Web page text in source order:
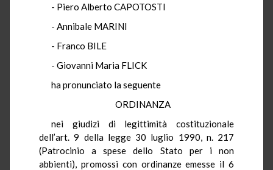
- Piero Alberto CAPOTOSTI
- Annibale MARINI
- Franco BILE
- Giovanni Maria FLICK
ha pronunciato la seguente
ORDINANZA
nei giudizi di legittimità costituzionale
dell’art. 9 della legge 30 luglio 1990, n. 217
(Patrocinio a spese dello Stato per i non
abbienti), promossi con ordinanze emesse il 6